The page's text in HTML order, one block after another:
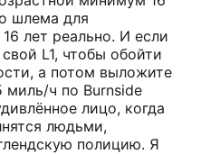
шлема для
лет реально. И если
L1, чтобы обойти
а потом выложите
миль/ч по Burnside
лицо, когда
людьми,
полицию. Я